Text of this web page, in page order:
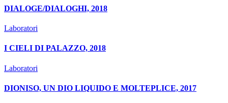
DIALOGE/DIALOGHI, 2018
Laboratori
I CIELI DI PALAZZO, 2018
Laboratori
DIONISO, UN DIO LIQUIDO E MOLTEPLICE, 2017